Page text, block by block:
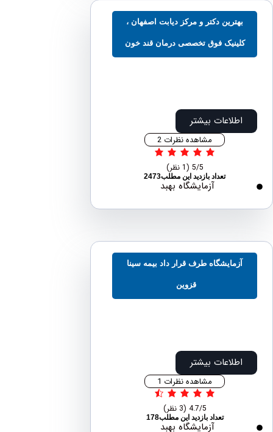
بهترین دکتر و مرکز دیابت اصفهان ،
فوق تخصصی درمان قند خون
اطلاعات بیشتر
مشاهده نظرات 2
تعداد بازدید این مطلب2473
آزمایشگاه بهبد
آزمایشگاه طرف قرار داد بیمه سینا
اطلاعات بیشتر
مشاهده نظرات 1
تعداد بازدید این مطلب178
آزمایشگاه بهبد